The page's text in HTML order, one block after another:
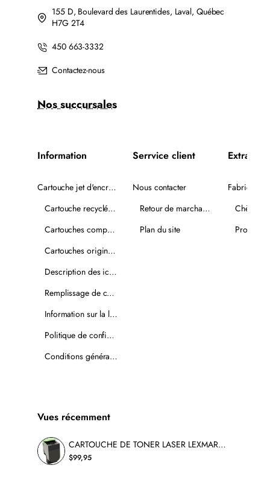
155 D, Boulevard des Laurentides, Laval, Québec
H7G 2T4
450 663-3332
Contactez-nous
Nos succursales
Information
Cartouche jet d'encre recyclée
Cartouche recyclée PLUS
Cartouches compatibles
Cartouches originales
Description des icônes
Remplissage de cartouches
Information sur la livraison
Politique de confidentialité
Conditions générales de vente
Serrvice client
Nous contacter
Retour de marchandise
Plan du site
Extra
Fabricants
Vues récemment
CARTOUCHE DE TONER LASER LEXMARK 801HK RECYCLÉE NOIR
$99,95